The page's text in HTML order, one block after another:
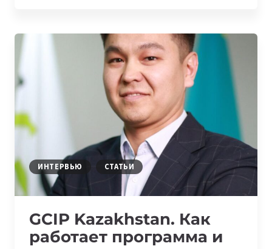
СВОИ
ПРОЕКТЫ
ГЛОБАЛЬНОМ
КОНКУРСЕ
UNIDO
СТАМБУЛЕ
ИНТЕРВЬЮ СТАТЬИ
GCIP Kazakhstan. Как
работает программа и